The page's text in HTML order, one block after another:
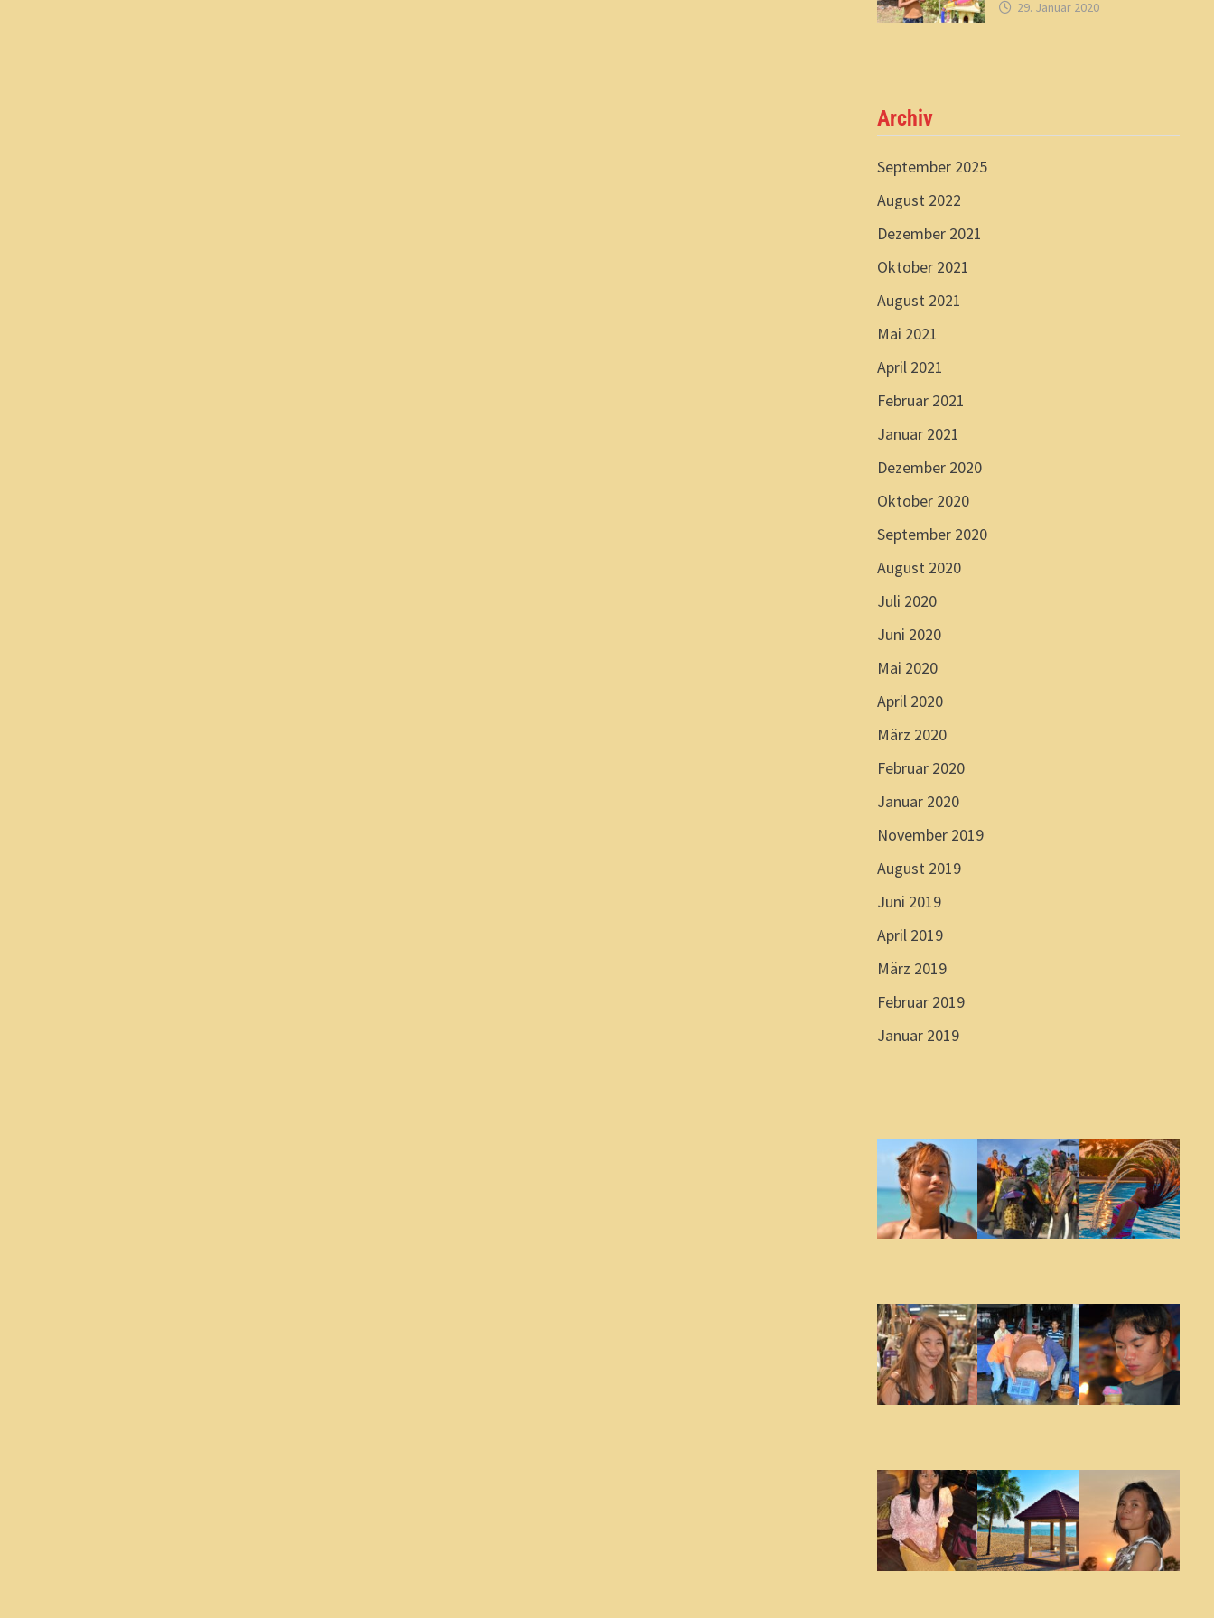
29. Januar 2020
Archiv
September 2025
August 2022
Dezember 2021
Oktober 2021
August 2021
Mai 2021
April 2021
Februar 2021
Januar 2021
Dezember 2020
Oktober 2020
September 2020
August 2020
Juli 2020
Juni 2020
Mai 2020
April 2020
März 2020
Februar 2020
Januar 2020
November 2019
August 2019
Juni 2019
April 2019
März 2019
Februar 2019
Januar 2019